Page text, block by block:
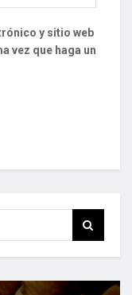
y sitio web
vez que haga un